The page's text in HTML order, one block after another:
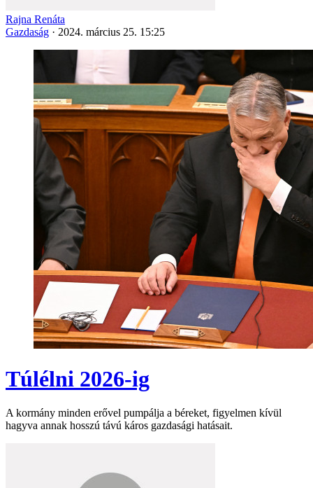
Rajna Renáta
Gazdaság · 2024. március 25. 15:25
Túlélni 2026-ig
A kormány minden erővel pumpálja a béreket, figyelmen kívül
hagyva annak hosszú távú káros gazdasági hatásait.